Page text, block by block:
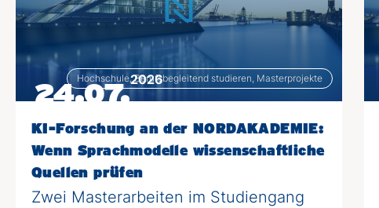
Hochschule, Berufsbegleitend studieren, Masterprojekte
24.07.2026
KI-Forschung an der NORDAKADEMIE:
Wenn Sprachmodelle wissenschaftliche
Quellen prüfen
Zwei Masterarbeiten im Studiengang